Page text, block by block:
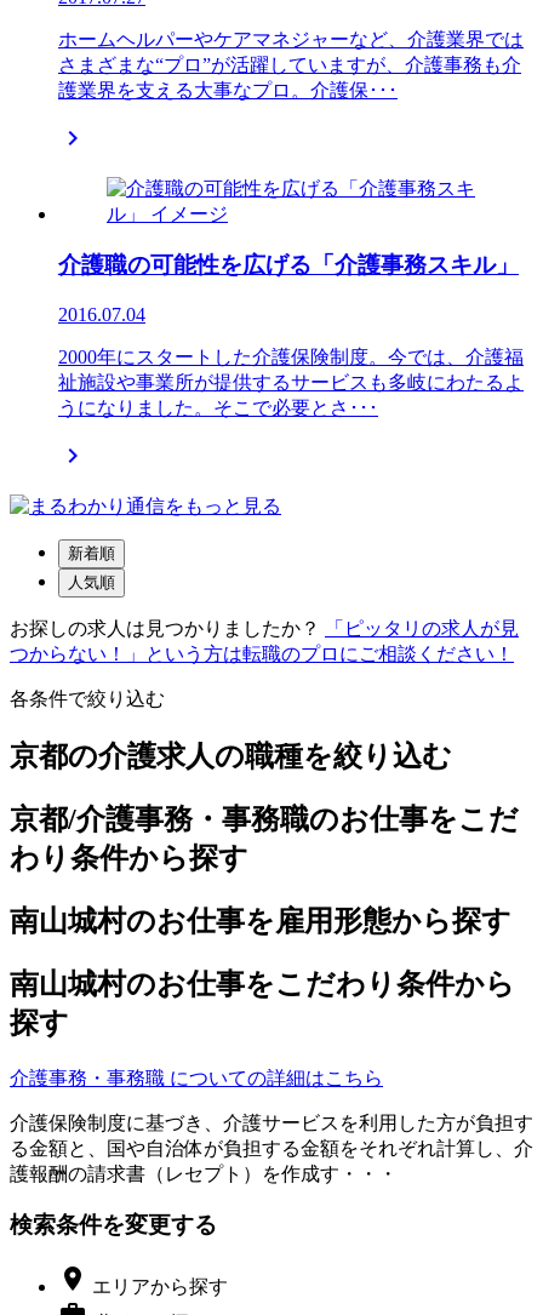
ホームヘルパーやケアマネジャーなど、介護業界では
さまざまな“プロ”が活躍していますが、介護事務も介
護業界を支える大事なプロ。介護保･･･

介護職の可能性を広げる「介護事務スキル」
2016.07.04
2000年にスタートした介護保険制度。今では、介護福
祉施設や事業所が提供するサービスも多岐にわたるよ
うになりました。そこで必要とさ･･･

新着順
人気順
お探しの求人は見つかりましたか？
「ピッタリの求人が見
つからない！」という方は転職のプロにご相談ください！
各条件で絞り込む
京都の介護求人の職種を絞り込む
京都/介護事務・事務職のお仕事をこだ
わり条件から探す
南山城村のお仕事を雇用形態から探す
南山城村のお仕事をこだわり条件から
探す
介護事務・事務職 についての詳細はこちら
介護保険制度に基づき、介護サービスを利用した方が負担す
る金額と、国や自治体が負担する金額をそれぞれ計算し、介
護報酬の請求書（レセプト）を作成す・・・
検索条件を変更する
 エリアから探す